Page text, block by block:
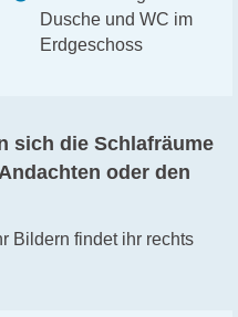
Dusche und WC im
Erdgeschoss
sich die Schlafräume
oder den
Bildern findet ihr rechts